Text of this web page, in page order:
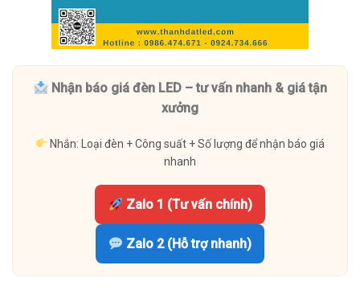
Nhận báo giá đèn LED – tư vấn nhanh & giá tận
xưởng
Nhắn: Loại đèn + Công suất + Số lượng để nhận báo giá
nhanh
Zalo 1 (Tư vấn chính)
Zalo 2 (Hỗ trợ nhanh)